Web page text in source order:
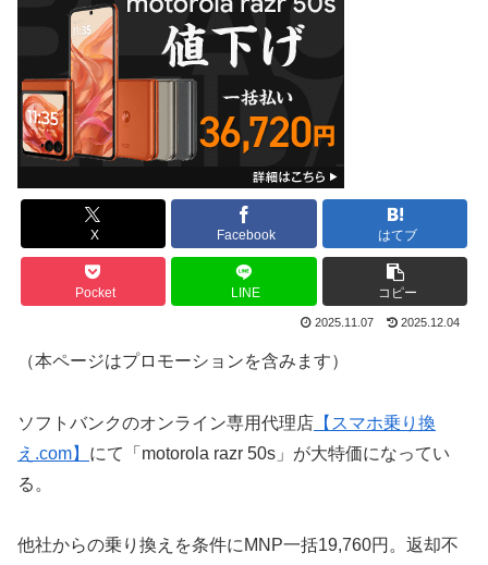
X Facebook はてブ
Pocket LINE コピー
2025.11.07 2025.12.04
（本ページはプロモーションを含みます）
ソフトバンクのオンライン専用代理店 【スマホ乗り換
え.com】 にて「motorola razr 50s」が大特価になってい
る。
他社からの乗り換えを条件にMNP一括19,760円。返却不